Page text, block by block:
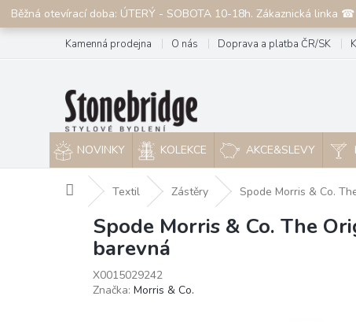
PřejítBěžná otevírací doba: ÚTERÝ - SOBOTA 10-18h. Zákaznická linka
Kamenná prodejna O nás Doprava a platba ČR/SK
NOVINKY KOLEKCE AKCE&SLEVY
Domů Textil Zástěry Spode Morris & Co.
Spode Morris & Co. The
barevná
X0015029242
Značka: Morris & Co.